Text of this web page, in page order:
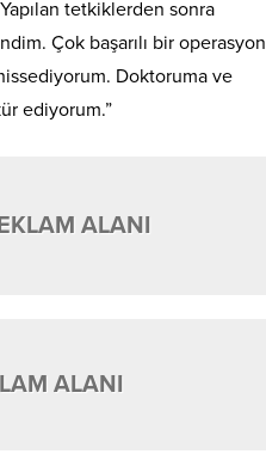
tetkiklerden sonra
Çok başarılı bir operasyon
Doktoruma ve
ediyorum.”
ALANI
ALANI